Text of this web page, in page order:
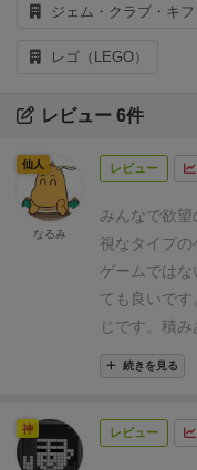
ジェム・クラブ・キ
レゴ（LEGO）
レビュー 6件
レビュー
みんなで欲
視なタイプの
ゲームではな
ても良いです
じです。積
る事ですが、
となります
番ごとに既
続きを見る
仙人
なるみ
レビュー
神